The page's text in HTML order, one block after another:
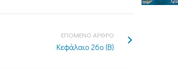
ΕΠΟΜΕΝΟ ΑΡΘΡΟ
Κεφάλαιο 26ο (Β)